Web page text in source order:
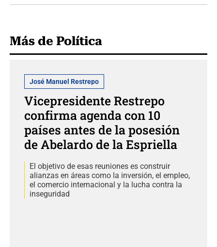
Más de Política
José Manuel Restrepo
Vicepresidente Restrepo
confirma agenda con 10
países antes de la posesión
de Abelardo de la Espriella
El objetivo de esas reuniones es construir
alianzas en áreas como la inversión, el empleo,
el comercio internacional y la lucha contra la
inseguridad